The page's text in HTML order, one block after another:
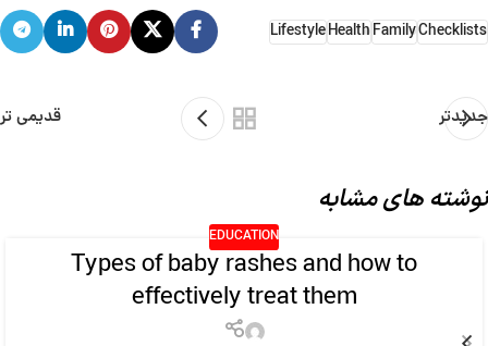
Checklists
Family
Health
Lifestyle
جدیدتر قدیمی تر
نوشته های مشابه
EDUCATION
Types of baby rashes and how to
effectively treat them